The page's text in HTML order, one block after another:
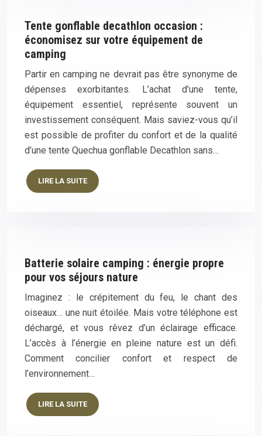
Tente gonflable decathlon occasion :
économisez sur votre équipement de
camping
Partir en camping ne devrait pas être synonyme de
dépenses exorbitantes. L’achat d’une tente,
équipement essentiel, représente souvent un
investissement conséquent. Mais saviez-vous qu’il
est possible de profiter du confort et de la qualité
d’une tente Quechua gonflable Decathlon sans…
LIRE LA SUITE
Batterie solaire camping : énergie propre
pour vos séjours nature
Imaginez : le crépitement du feu, le chant des
oiseaux… une nuit étoilée. Mais votre téléphone est
déchargé, et vous rêvez d’un éclairage efficace.
L’accès à l’énergie en pleine nature est un défi.
Comment concilier confort et respect de
l’environnement…
LIRE LA SUITE